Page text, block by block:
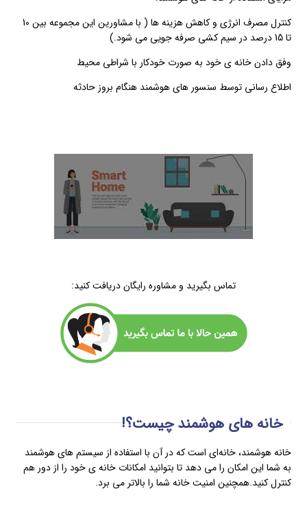
کنترل مصرف انرژی و کاهش هزینه ها ( با مشاورین این مجموعه بین 10
تا 15 درصد در سیم کشی صرفه جویی می شود.)
وفق دادن خانه ی خود به صورت خودکار با شراطی محیط
اطلاع رسانی توسط سنسور های هوشمند هنگام بروز حادثه
تماس بگیرید و مشاوره رایگان دریافت کنید:
خانه های هوشمند چیست؟!
خانه هوشمند، خانه‌ای است که در آن با استفاده از سیستم های هوشمند
به شما این امکان را می دهد تا بتوانید امکانات خانه ی خود را از دور هم
کنترل کنید.همچنین امنیت خانه شما را بالاتر می برد.